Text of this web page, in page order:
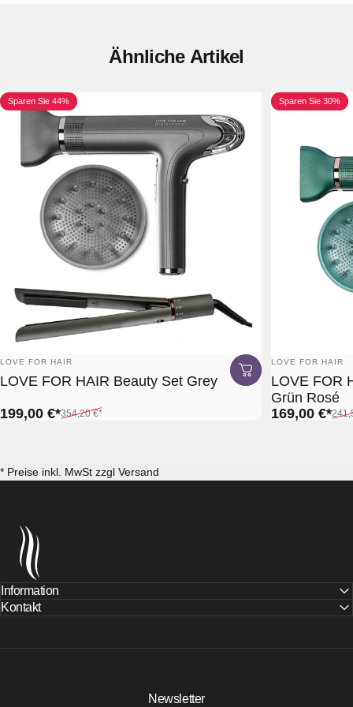
Ähnliche Artikel
Sparen Sie 44%
Anbieter:
LOVE FOR HAIR
LOVE FOR HAIR Beauty Set Grey
Verkaufspreis*
199,00 €*
Normaler Preis*
354,20 €*
Sparen Sie 30%
Anbieter:
LOVE FOR HAIR
LOVE FOR
Grün Rosé
Verkaufspreis*
169,00 €*
Normaler
* Preise inkl. MwSt zzgl Versand
Top Hair GmbH
Information
Kontakt
Newsletter